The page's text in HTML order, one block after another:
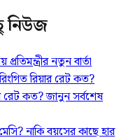
নিউজ
নতুন বার্তা
রিয়ার রেট কত?
রেট কত? জানুন সর্বশেষ
নাকি বয়সের কাছে হার